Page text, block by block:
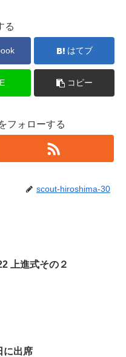
る
はてブ
コピー
フォローする
scout-hiroshima-30
上進式その２
に出席